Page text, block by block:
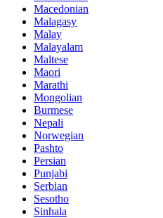
Macedonian
Malagasy
Malay
Malayalam
Maltese
Maori
Marathi
Mongolian
Burmese
Nepali
Norwegian
Pashto
Persian
Punjabi
Serbian
Sesotho
Sinhala